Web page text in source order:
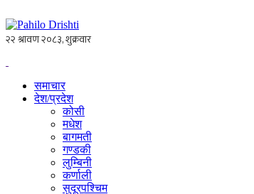
समाचार
देश/प्रदेश
कोसी
मधेश
बागमती
गण्डकी
लुम्बिनी
कर्णाली
सुदूरपश्चिम